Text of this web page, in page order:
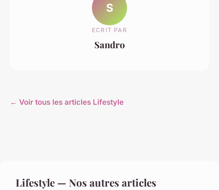
S
ECRIT PAR
Sandro
← Voir tous les articles Lifestyle
Lifestyle — Nos autres articles